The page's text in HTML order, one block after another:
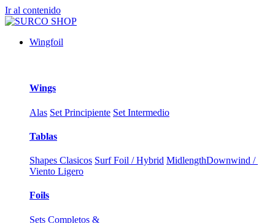
Ir al contenido
Wingfoil
Wings
Alas Set Principiente Set Intermedio
Tablas
Shapes Clasicos Surf Foil / Hybrid MidlengthDownwind /
Viento Ligero
Foils
Sets Completos &